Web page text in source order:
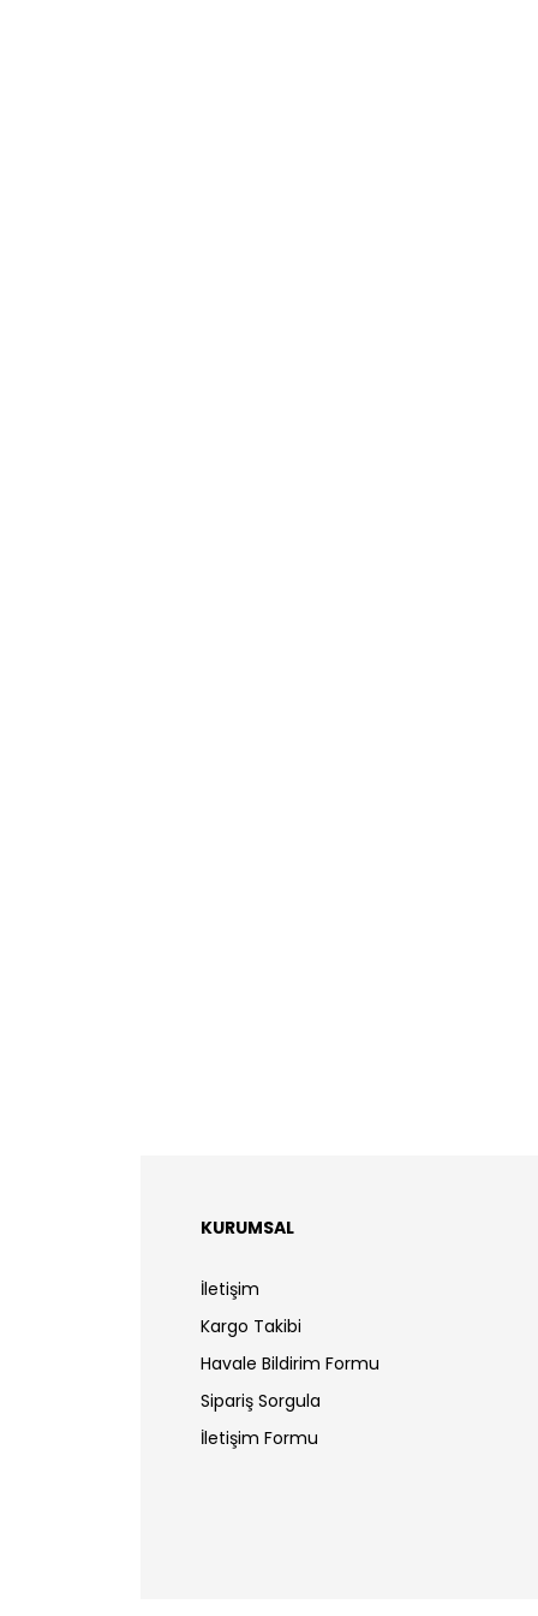
KURUMSAL
İletişim
Kargo Takibi
Havale Bildirim Formu
Sipariş Sorgula
İletişim Formu